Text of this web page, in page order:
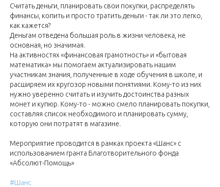
Считать деньги, планировать свои покупки, распределять
финансы, копить и просто тратить деньги - так ли это легко,
как кажется?
Деньгам отведена большая роль в жизни человека, не
основная, но значимая.
На активностях «финансовая грамотность» и «бытовая
математика» мы помогаем актуализировать нашим
участникам знания, полученные в ходе обучения в школе, и
расширяем их кругозор новыми понятиями. Кому-то из них
нужно уверенно считать и изучить достоинства разных
монет и купюр. Кому-то - можно смело планировать покупки,
составляя список необходимого и планировать сумму,
которую они потратят в магазине.
Мероприятие проводится в рамках проекта «Шанс» с
использованием гранта Благотворительного фонда
«Абсолют-Помощь»
#Шанс